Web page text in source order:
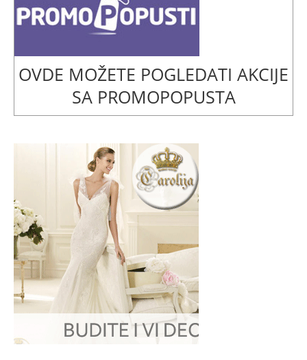
OVDE MOŽETE POGLEDATI AKCIJE
SA PROMOPOPUSTA